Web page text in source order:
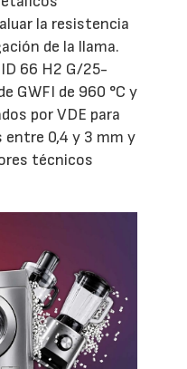
la resistencia
de la llama.
66 H2 G/25-
GWFI de 960 °C y
por VDE para
entre 0,4 y 3 mm y
técnicos